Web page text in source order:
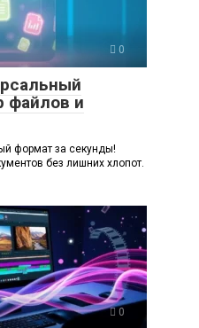
0
файлов и
формат за секунды!
без лишних хлопот.
0